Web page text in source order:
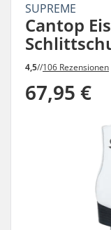
SUPREME
Cantop
4,5//106 Rezensionen
67,95 €